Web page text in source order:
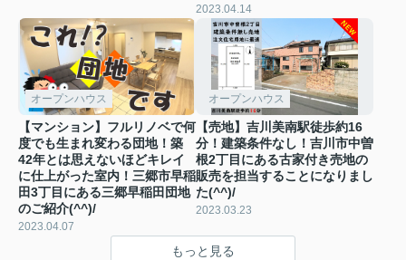
2023.04.14
オープンハウス
【マンション】フルリノベで何
度でも生まれ変わる団地！築
42年とは思えないほどキレイ
に仕上がった室内！三郷市早稲
田3丁目にある三郷早稲田団地
のご紹介(^^)/
2023.04.07
オープンハウス
【売地】吉川美南駅徒歩約16
分！建築条件なし！吉川市中曽
根2丁目にある古家付き売地の
販売を担当することになりまし
た(^^)/
2023.03.23
もっと見る